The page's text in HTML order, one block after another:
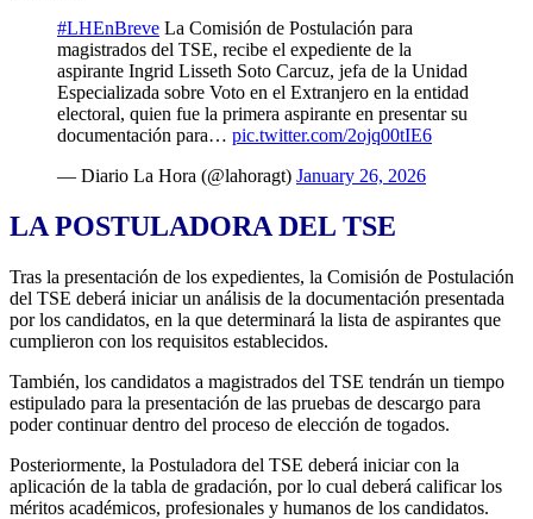
#LHEnBreve La Comisión de Postulación para
magistrados del TSE, recibe el expediente de la
aspirante Ingrid Lisseth Soto Carcuz, jefa de la Unidad
Especializada sobre Voto en el Extranjero en la entidad
electoral, quien fue la primera aspirante en presentar su
documentación para… pic.twitter.com/2ojq00tIE6
— Diario La Hora (@lahoragt) January 26, 2026
LA POSTULADORA DEL TSE
Tras la presentación de los expedientes, la Comisión de Postulación
del TSE deberá iniciar un análisis de la documentación presentada
por los candidatos, en la que determinará la lista de aspirantes que
cumplieron con los requisitos establecidos.
También, los candidatos a magistrados del TSE tendrán un tiempo
estipulado para la presentación de las pruebas de descargo para
poder continuar dentro del proceso de elección de togados.
Posteriormente, la Postuladora del TSE deberá iniciar con la
aplicación de la tabla de gradación, por lo cual deberá calificar los
méritos académicos, profesionales y humanos de los candidatos.